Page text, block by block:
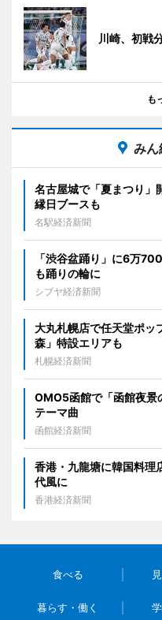
川崎、初戦
も
みん
名古屋城で「夏まつり
縁日ブースも
名駅経済新聞
「渋谷盆踊り」に6万
も踊りの輪に
シブヤ経済新聞
大丸札幌店で任天堂ポ
森」特設エリアも
札幌経済新聞
OMO5函館で「函館夜
テーマ曲
函館経済新聞
香港・九龍塘に韓国料
代風に
香港経済新聞
食べる
暮らす・働く